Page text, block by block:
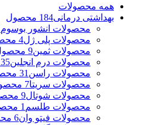
همه محصولات
بهداشتی درمانی184 محصول
محصولات انشور بوسوم
محصولات پلی ژل4 محصول
محصولات ثمین9 محصول
محصولات درم انجلین35 محصول
محصولات راسن 31 محصول
محصولات سریتا7 محصول
محصولات شوتال9 محصول
محصولات طلسم 1 محصولات
محصولات فیتو وان6 محصول